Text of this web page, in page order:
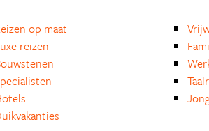
op maat
reizen